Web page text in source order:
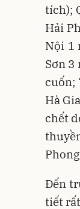
tích);
Hải
Nội 1
Sơn 3
cuốn;
Hà
chết
Đến
tiết